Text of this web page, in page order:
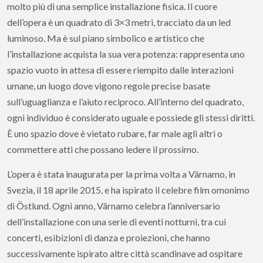
molto più di una semplice installazione fisica. Il cuore
dell’opera è un quadrato di 3×3 metri, tracciato da un led
luminoso. Ma è sul piano simbolico e artistico che
l’installazione acquista la sua vera potenza: rappresenta uno
spazio vuoto in attesa di essere riempito dalle interazioni
umane, un luogo dove vigono regole precise basate
sull’uguaglianza e l’aiuto reciproco. All’interno del quadrato,
ogni individuo è considerato uguale e possiede gli stessi diritti.
È uno spazio dove è vietato rubare, far male agli altri o
commettere atti che possano ledere il prossimo.
L’opera è stata inaugurata per la prima volta a Värnamo, in
Svezia, il 18 aprile 2015, e ha ispirato il celebre film omonimo
di Östlund. Ogni anno, Värnamo celebra l’anniversario
dell’installazione con una serie di eventi notturni, tra cui
concerti, esibizioni di danza e proiezioni, che hanno
successivamente ispirato altre città scandinave ad ospitare